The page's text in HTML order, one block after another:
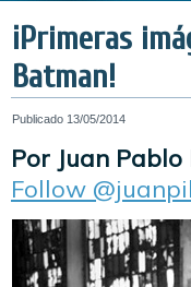
¡Primeras
Batman!
Publicado 13/05/2014
Por Juan Pablo
Follow